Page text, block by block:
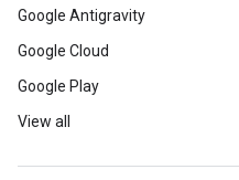
Google Antigravity
Google Cloud
Google Play
View all